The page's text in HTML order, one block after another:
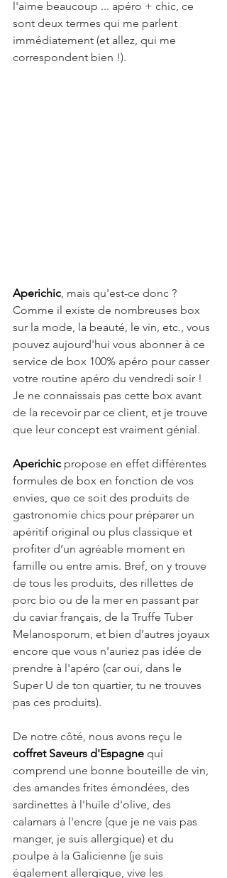
l'aime beaucoup ... apéro + chic, ce
sont deux termes qui me parlent
immédiatement (et allez, qui me
correspondent bien !).
Aperichic, mais qu'est-ce donc ?
Comme il existe de nombreuses box
sur la mode, la beauté, le vin, etc., vous
pouvez aujourd'hui vous abonner à ce
service de box 100% apéro pour casser
votre routine apéro du vendredi soir !
Je ne connaissais pas cette box avant
de la recevoir par ce client, et je trouve
que leur concept est vraiment génial.
Aperichic propose en effet différentes
formules de box en fonction de vos
envies, que ce soit des produits de
gastronomie chics pour préparer un
apéritif original ou plus classique et
profiter d’un agréable moment en
famille ou entre amis. Bref, on y trouve
de tous les produits, des rillettes de
porc bio ou de la mer en passant par
du caviar français, de la Truffe Tuber
Melanosporum, et bien d’autres joyaux
encore que vous n'auriez pas idée de
prendre à l'apéro (car oui, dans le
Super U de ton quartier, tu ne trouves
pas ces produits).
De notre côté, nous avons reçu le
coffret Saveurs d'Espagne qui
comprend une bonne bouteille de vin,
des amandes frites émondées, des
sardinettes à l'huile d'olive, des
calamars à l'encre (que je ne vais pas
manger, je suis allergique) et du
poulpe à la Galicienne (je suis
également allergique, vive les